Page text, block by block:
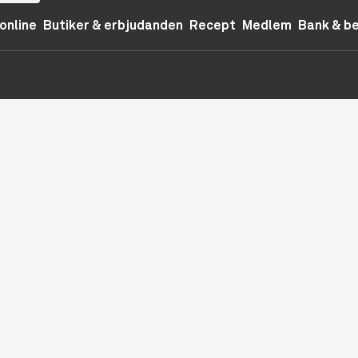
Butiker & erbjudanden Recept Medlem Bank &